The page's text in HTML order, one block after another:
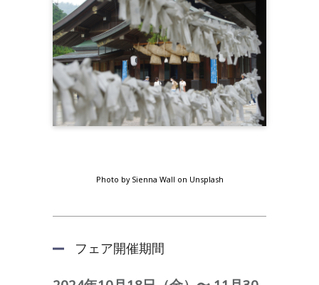
Photo by Sienna Wall on Unsplash
フェア開催期間